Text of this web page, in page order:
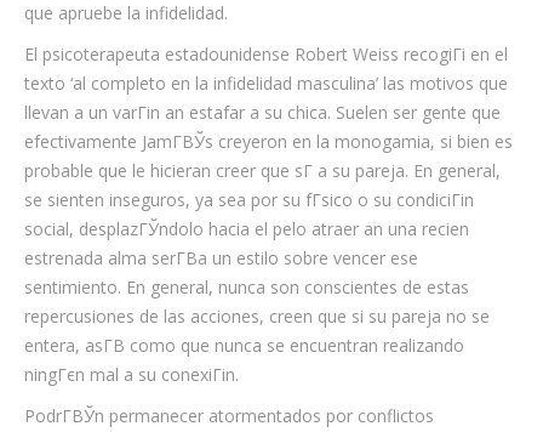
que apruebe la infidelidad.
El psicoterapeuta estadounidense Robert Weiss recogiГі en el
texto ‘al completo en la infidelidad masculina’ las motivos que
llevan a un varГіn an estafar a su chica. Suelen ser gente que
efectivamente JamГ­ВЎs creyeron en la monogamia, si bien es
probable que le hicieran creer que sГ­ a su pareja. En general,
se sienten inseguros, ya sea por su fГ­sico o su condiciГіn
social, desplazГЎndolo hacia el pelo atraer an una recien
estrenada alma serГ­В­a un estilo sobre vencer ese
sentimiento. En general, nunca son conscientes de estas
repercusiones de las acciones, creen que si su pareja no se
entera, asГ­В­ como que nunca se encuentran realizando
ningГєn mal a su conexiГіn.
PodrГ­ВЎn permanecer atormentados por conflictos